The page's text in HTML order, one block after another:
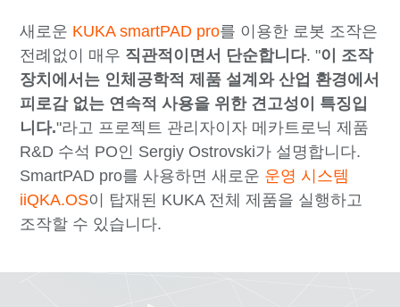
새로운 KUKA smartPAD pro를 이용한 로봇 조작은
전례없이 매우 직관적이면서 단순합니다. "이 조작
장치에서는 인체공학적 제품 설계와 산업 환경에서
피로감 없는 연속적 사용을 위한 견고성이 특징입
니다."라고 프로젝트 관리자이자 메카트로닉 제품
R&D 수석 PO인 Sergiy Ostrovski가 설명합니다.
SmartPAD pro를 사용하면 새로운 운영 시스템
iiQKA.OS이 탑재된 KUKA 전체 제품을 실행하고
조작할 수 있습니다.